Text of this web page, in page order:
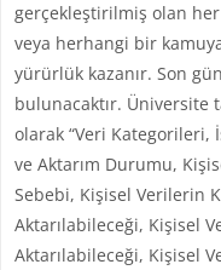
gerçekleştirilmiş olan
veya herhangi bir
yürürlük kazanır. Son
bulunacaktır. Üniversite
olarak “Veri Kategorileri,
ve Aktarım Durumu,
Sebebi, Kişisel Verilerin
Aktarılabileceği, Kişisel
Aktarılabileceği, Kişisel